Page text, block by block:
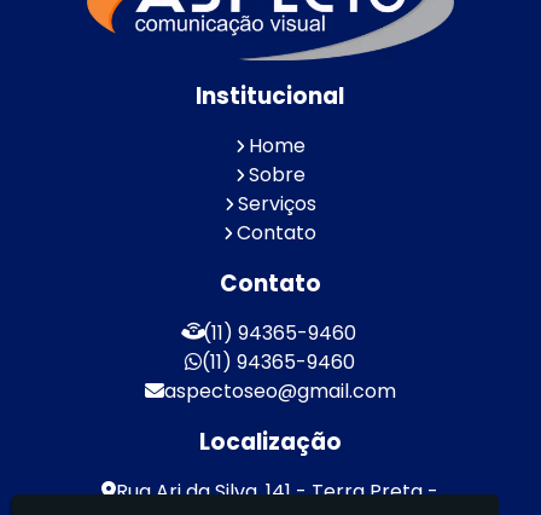
Institucional
Home
Sobre
Serviços
Contato
Contato
(11) 94365-9460
(11) 94365-9460
aspectoseo@gmail.com
Localização
Rua Ari da Silva, 141 - Terra Preta -